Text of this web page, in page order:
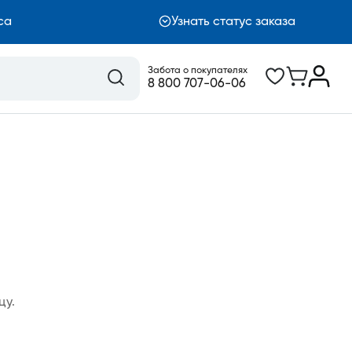
Узнать статус заказа
Забота о покупателях
8 800 707-06-06